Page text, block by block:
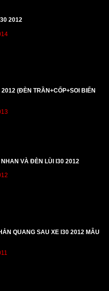
2012
(ĐÈN TRẦN+CỐP+SOI BIỂN
NHAN VÀ ĐÈN LÙI I30 2012
QUANG SAU XE I30 2012 MẪU